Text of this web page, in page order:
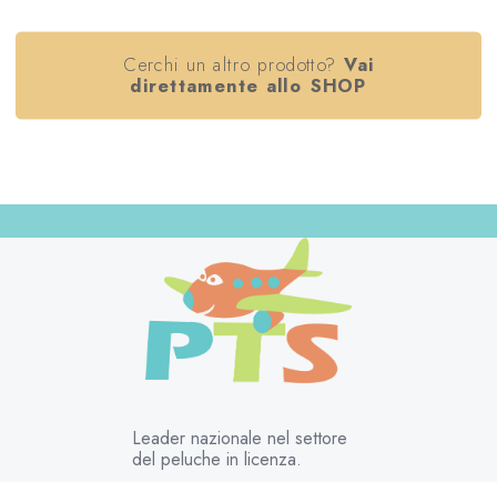
Cerchi un altro prodotto? Vai
direttamente allo SHOP
Leader nazionale nel settore
del peluche in licenza.